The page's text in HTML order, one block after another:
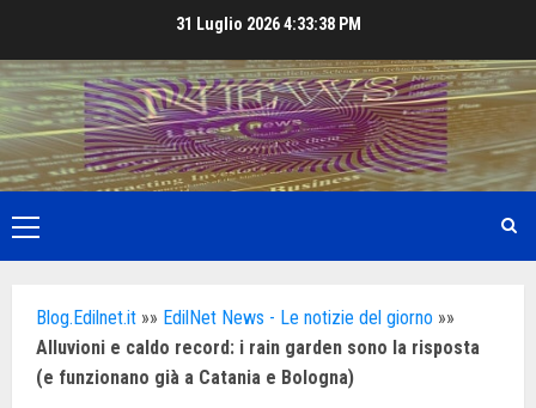
content
31 Luglio 20264:33:40 PM
Primary
Menu
Blog.Edilnet.it »» EdilNet News - Le notizie del giorno »»
Alluvioni e caldo record: i rain garden sono la risposta
(e funzionano già a Catania e Bologna)